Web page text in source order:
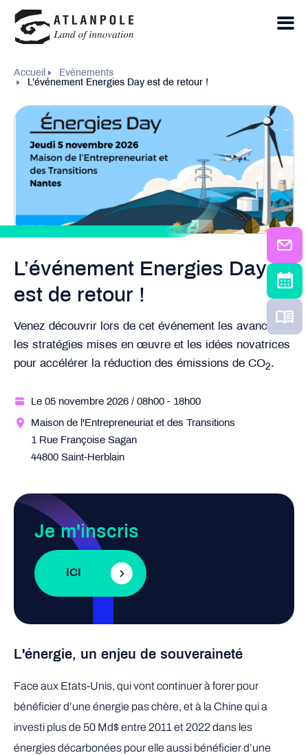
Accueil
Evènements
L’événement Energies Day est de retour !
L’événement Energies Day
est de retour !
Venez découvrir lors de cet événement les avancées,
les stratégies mises en œuvre et les idées novatrices
pour accélérer la réduction des émissions de CO2.
Le 05 novembre 2026 / 08h00 - 18h00
Maison de l'Entrepreneuriat et des Transitions
1 Rue Françoise Sagan
44800 Saint-Herblain
Je m'inscris
ICI
L'énergie, un enjeu de souveraineté
Face aux Etats-Unis, qui vont continuer à forer pour
bénéficier d’une énergie pas chère, et à la Chine qui a
investi plus de 50 Md$ entre 2011 et 2022 dans les
énergies décarbonées pour elle aussi bénéficier d’une